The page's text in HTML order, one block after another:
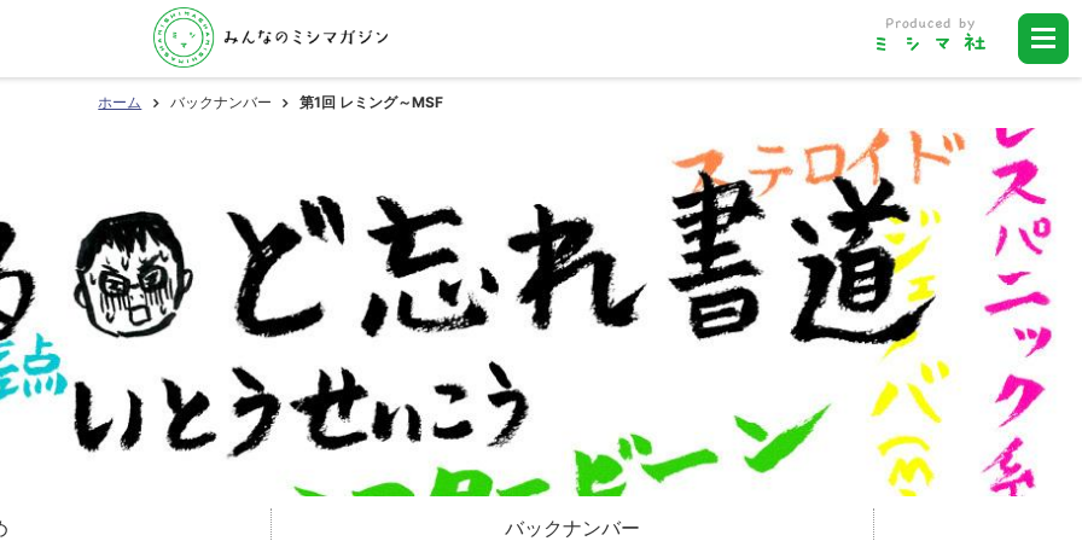
ホーム バックナンバー 第1回 レミング～MSF
バックナンバー